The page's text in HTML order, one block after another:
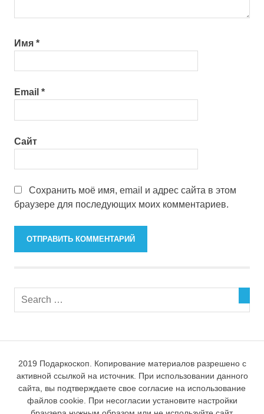
Имя *
Email *
Сайт
Сохранить моё имя, email и адрес сайта в этом
браузере для последующих моих комментариев.
2019 Подаркоскоп. Копирование материалов разрешено с
активной ссылкой на источник. При использовании данного
сайта, вы подтверждаете свое согласие на использование
файлов cookie. При несогласии установите настройки